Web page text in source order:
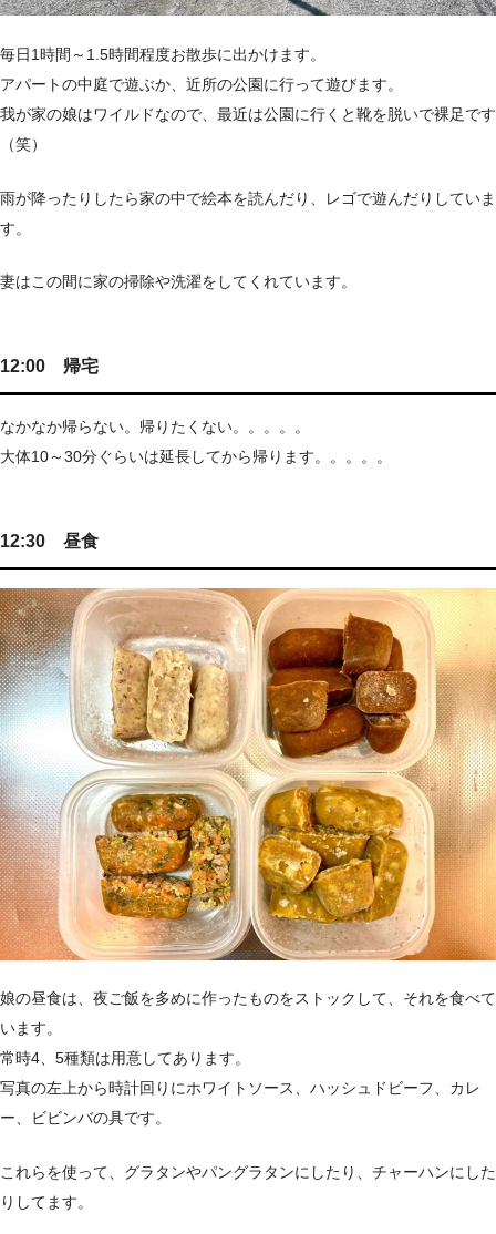
毎日1時間～1.5時間程度お散歩に出かけます。
アパートの中庭で遊ぶか、近所の公園に行って遊びます。
我が家の娘はワイルドなので、最近は公園に行くと靴を脱いで裸足です
（笑）
雨が降ったりしたら家の中で絵本を読んだり、レゴで遊んだりしていま
す。
妻はこの間に家の掃除や洗濯をしてくれています。
12:00 帰宅
なかなか帰らない。帰りたくない。。。。。
大体10～30分ぐらいは延長してから帰ります。。。。。
12:30 昼食
娘の昼食は、夜ご飯を多めに作ったものをストックして、それを食べて
います。
常時4、5種類は用意してあります。
写真の左上から時計回りにホワイトソース、ハッシュドビーフ、カレ
ー、ビビンバの具です。
これらを使って、グラタンやパングラタンにしたり、チャーハンにした
りしてます。